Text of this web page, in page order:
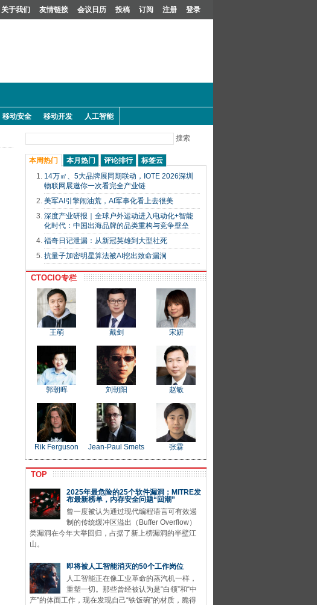
关于我们 友情链接 会议日历 投稿 订阅 注册 登录
移动安全 移动开发 人工智能
搜索
本周热门 本月热门 评论排行
标签云
14万㎡、5大品牌展同期联动，IOTE 2026深圳
物联网展邀你一次看完全产业链
美军AI引擎闹油荒，AI军事化看上去很美
深度产业研报｜全球户外运动进入电动化+智能
化时代：中国出海品牌的品类重构与竞争壁垒
福奇日记泄漏：从新冠英雄到大型社死
抗量子加密明星算法被AI挖出致命漏洞
CTOCIO专栏
王萌 戴剑 宋妍
郭朝晖 刘朝阳 赵敏
Rik Ferguson Jean-Paul Smets 张霖
TOP
2025年最危险的25个软件漏洞：MITRE发
布最新榜单，内存安全问题“回潮”
曾一度被认为通过现代编程语言可有效遏
制的传统缓冲区溢出（Buffer Overflow）
类漏洞在今年大举回归，占据了新上榜漏洞的半壁江
山。
即将被人工智能消灭的50个工作岗位
人工智能正在像工业革命的蒸汽机一样，
重塑一切。那些曾经被认为是“白领”和“中
产”的体面工作，现在发现自己“铁饭碗”的材质，脆得